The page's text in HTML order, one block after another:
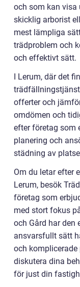
och som kan visa
skicklig arborist
mest lämpliga
trädproblem och
och effektivt sätt.
I Lerum, där det
offerter och
omdömen och
efter företag som
planering och
städning av
Om du letar efter
Lerum, besök
företag som
med stort fokus
och Gård har den
ansvarsfullt sätt
och
diskutera dina
för just din